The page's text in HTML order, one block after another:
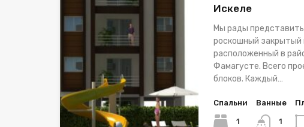
Искеле
Мы рады
роскошный закрытый
расположенный в
Фамагусте. Всего
блоков. Каждый…
Спальни
1
Ванные
1